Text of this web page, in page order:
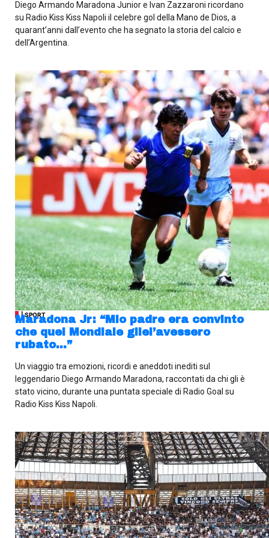
Diego Armando Maradona Junior e Ivan Zazzaroni ricordano
su Radio Kiss Kiss Napoli il celebre gol della Mano de Dios, a
quarant’anni dall’evento che ha segnato la storia del calcio e
dell’Argentina.
| SPORT
Maradona Jr: “Mio padre era convinto
che quel Mondiale gliel’avessero
rubato…”
Un viaggio tra emozioni, ricordi e aneddoti inediti sul
leggendario Diego Armando Maradona, raccontati da chi gli è
stato vicino, durante una puntata speciale di Radio Goal su
Radio Kiss Kiss Napoli.